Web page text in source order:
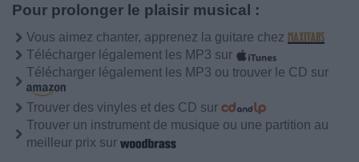
Pour prolonger le plaisir musical :
Vous aimez chanter, apprenez la guitare chez
Télécharger légalement les MP3 sur
Télécharger légalement les MP3 ou trouver le CD sur
Trouver des vinyles et des CD sur
Trouver un instrument de musique ou une partition au
meilleur prix sur